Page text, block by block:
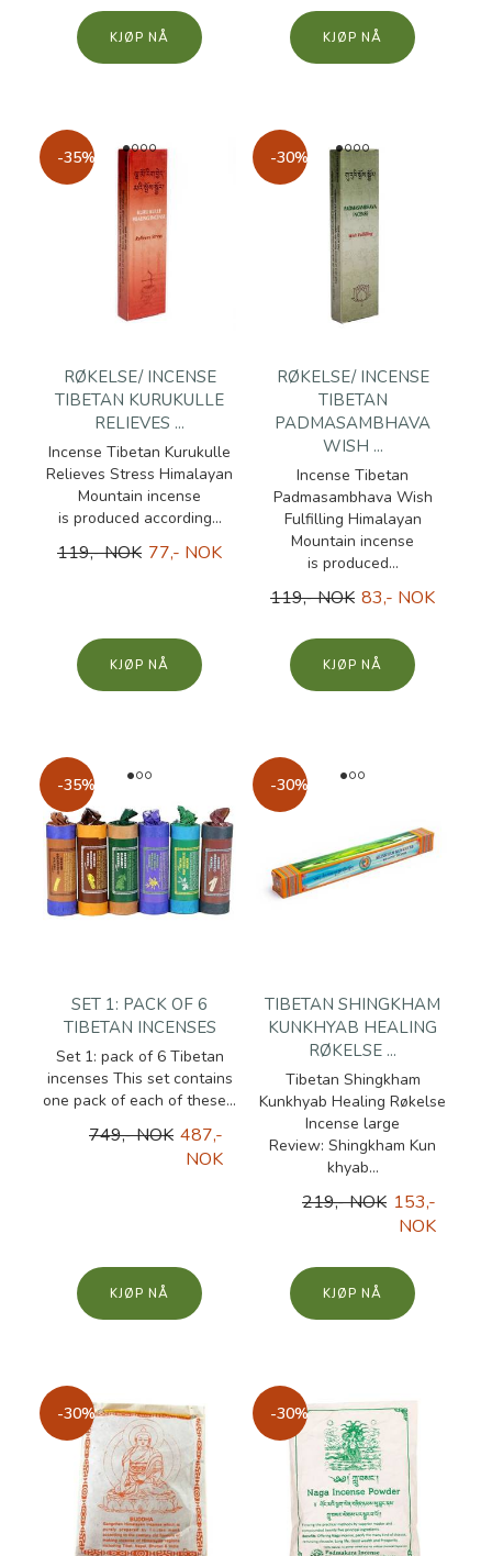
KJØP KJØP
-35%
RØKELSE/ INCENSE
TIBETAN KURUKULLE
RELIEVES ...
Incense Tibetan Kurukulle
Relieves Stress Himalayan
Mountain incense
is produced according...
119,- NOK 77,- NOK
KJØP
-30%
RØKELSE/ INCENSE
TIBETAN
PADMASAMBHAVA
WISH ...
Incense Tibetan
Padmasambhava Wish
Fulfilling Himalayan
Mountain incense
is produced...
119,- NOK 83,- NOK
KJØP
-35%
SET 1: PACK OF 6
TIBETAN INCENSES
Set 1: pack of 6 Tibetan
incenses This set contains
one pack of each of these...
749,- NOK 487,-
NOK
KJØP
-30%
TIBETAN SHINGKHAM
KUNKHYAB HEALING
RØKELSE ...
Tibetan Shingkham
Kunkhyab Healing Røkelse
Incense large
Review: Shingkham Kun
khyab...
219,- NOK 153,-
NOK
KJØP
-30% -30%